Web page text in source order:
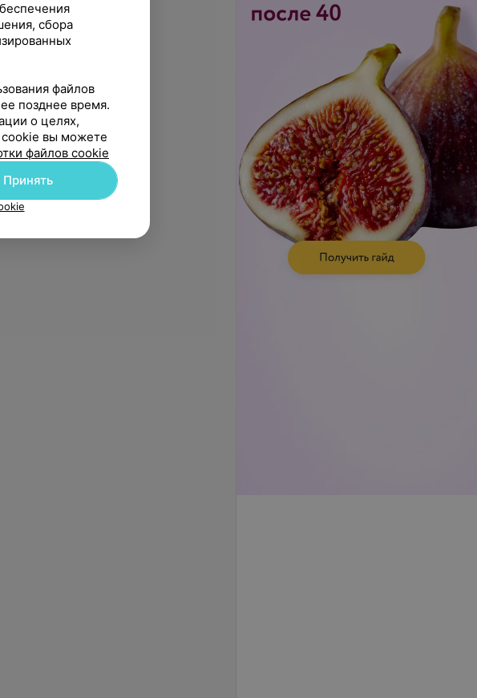
сбора
файлов
позднее время.
о целях,
cookie вы можете
файлов cookie
Принять